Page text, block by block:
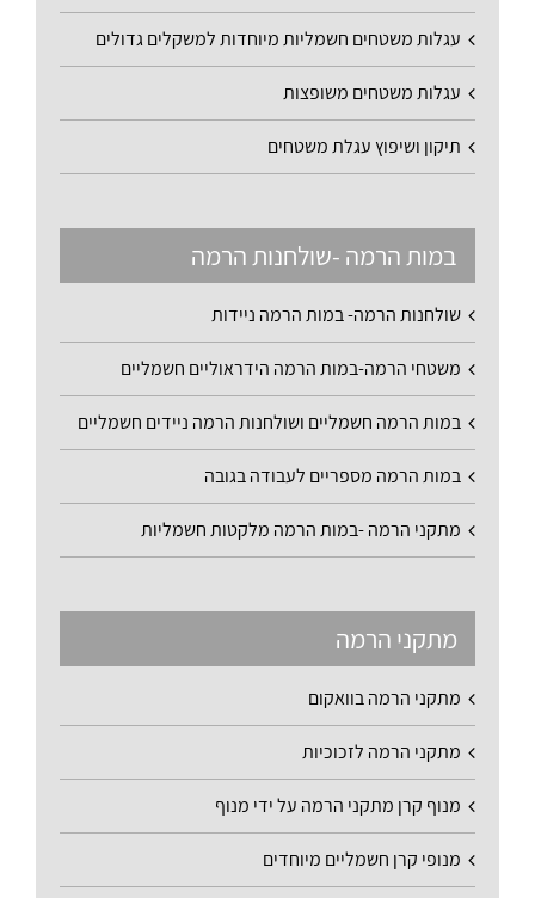
עגלות משטחים חשמליות מיוחדות למשקלים גדולים
עגלות משטחים משופצות
תיקון ושיפוץ עגלת משטחים
במות הרמה -שולחנות הרמה
שולחנות הרמה- במות הרמה ניידות
משטחי הרמה-במות הרמה הידראוליים חשמליים
במות הרמה חשמליים ושולחנות הרמה ניידים חשמליים
במות הרמה מספריים לעבודה בגובה
מתקני הרמה -במות הרמה מלקטות חשמליות
מתקני הרמה
מתקני הרמה בוואקום
מתקני הרמה לזכוכיות
מנוף קרן מתקני הרמה על ידי מנוף
מנופי קרן חשמליים מיוחדים